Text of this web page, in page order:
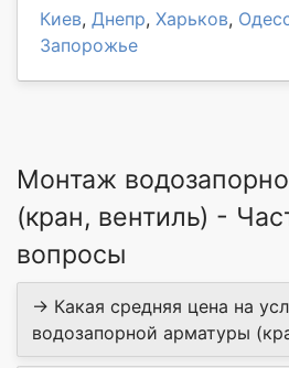
Киев, Днепр, Харьков,
Запорожье
Монтаж
(кран, вентиль) -
вопросы
→ Какая средняя цена на
водозапорной арматуры